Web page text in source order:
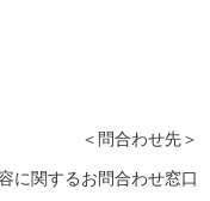
＜問合わせ先＞
に関するお問合わせ窓口